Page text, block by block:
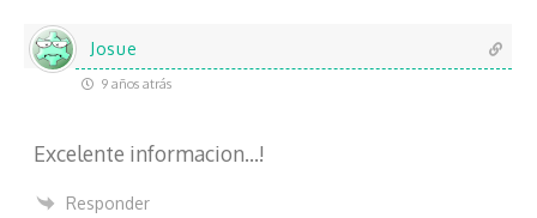
t
Josue
9 años atrás
Excelente informacion…!
Responder